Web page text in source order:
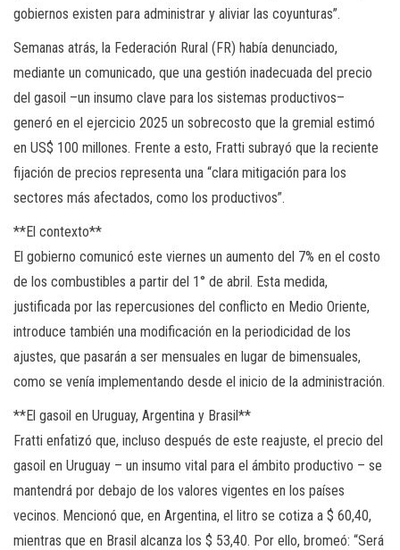
gobiernos existen para administrar y aliviar las coyunturas”.
Semanas atrás, la Federación Rural (FR) había denunciado,
mediante un comunicado, que una gestión inadecuada del precio
del gasoil –un insumo clave para los sistemas productivos–
generó en el ejercicio 2025 un sobrecosto que la gremial estimó
en US$ 100 millones. Frente a esto, Fratti subrayó que la reciente
fijación de precios representa una “clara mitigación para los
sectores más afectados, como los productivos”.
**El contexto**
El gobierno comunicó este viernes un aumento del 7% en el costo
de los combustibles a partir del 1° de abril. Esta medida,
justificada por las repercusiones del conflicto en Medio Oriente,
introduce también una modificación en la periodicidad de los
ajustes, que pasarán a ser mensuales en lugar de bimensuales,
como se venía implementando desde el inicio de la administración.
**El gasoil en Uruguay, Argentina y Brasil**
Fratti enfatizó que, incluso después de este reajuste, el precio del
gasoil en Uruguay – un insumo vital para el ámbito productivo – se
mantendrá por debajo de los valores vigentes en los países
vecinos. Mencionó que, en Argentina, el litro se cotiza a $ 60,40,
mientras que en Brasil alcanza los $ 53,40. Por ello, bromeó: “Será